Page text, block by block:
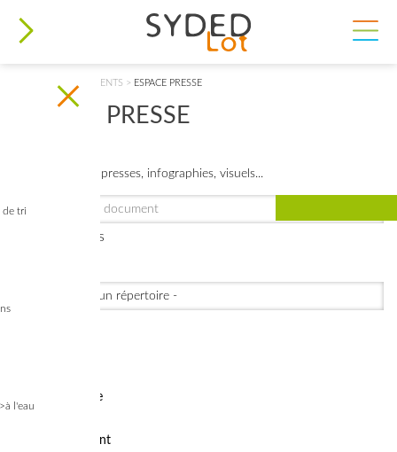
de tri
l'eau
VOUS ÊTES ICI
> DOCUMENTS > ESPACE PRESSE
ESPACE PRESSE
Comuniqués de presses, infographies, visuels...
Filtres avancés
Bois - Énergie
Assainissement